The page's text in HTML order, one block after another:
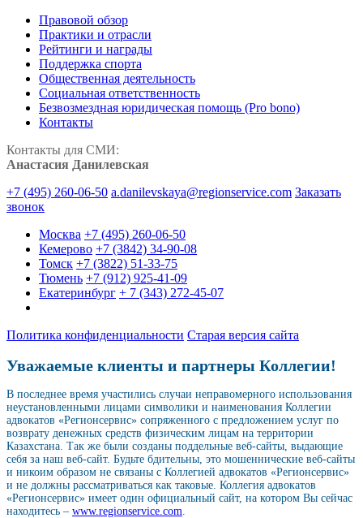
Правовой обзор
Практики и отрасли
Рейтинги и награды
Поддержка спорта
Общественная деятельность
Социальная ответственность
Безвозмездная юридическая помощь (Pro bono)
Контакты
Контакты для СМИ:
Анастасия Данилевская
+7 (495) 260-06-50 a.danilevskaya@regionservice.com Заказать
звонок
Москва +7 (495) 260-06-50
Кемерово +7 (3842) 34-90-08
Томск +7 (3822) 51-33-75
Тюмень +7 (912) 925-41-09
Екатеринбург + 7 (343) 272-45-07
Политика конфиденциальности Старая версия сайта
Уважаемые клиенты и партнеры Коллегии!
В последнее время участились случаи неправомерного использования
неустановленными лицами символики и наименования Коллегии
адвокатов «Регионсервис» сопряженного с предложением услуг по
возврату денежных средств физическим лицам на территории
Казахстана. Так же были созданы поддельные веб-сайты, выдающие
себя за наш веб-сайт. Будьте бдительны, это мошеннические веб-сайты
и никоим образом не связаны с Коллегией адвокатов «Регионсервис»
и не должны рассматриваться как таковые. Коллегия адвокатов
«Регионсервис» имеет один официальный сайт, на котором Вы сейчас
находитесь – www.regionservice.com